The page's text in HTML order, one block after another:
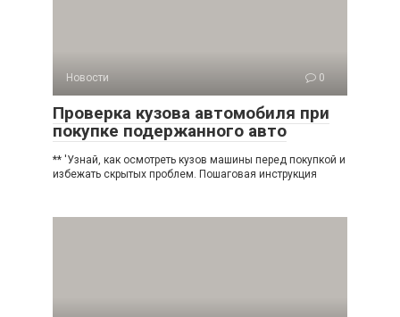
Новости 0
Проверка кузова автомобиля при
покупке подержанного авто
** 'Узнай, как осмотреть кузов машины перед покупкой и
избежать скрытых проблем. Пошаговая инструкция